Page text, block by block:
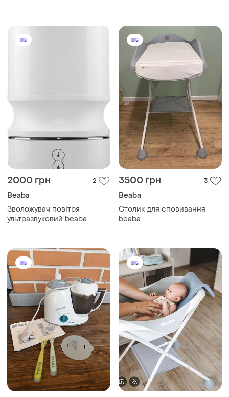
2000 грн 2
Beaba
Зволожувач повітря
ультразвуковий beaba
3500 грн 3
Beaba
Столик для сповивання
beaba